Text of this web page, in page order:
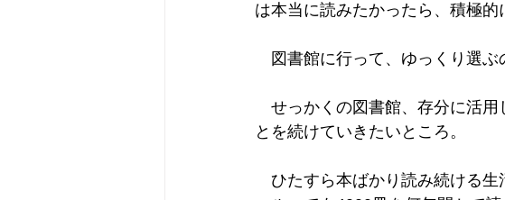
は本当に読みたかったら、積極的
図書館に行って、ゆっくり選ぶ
せっかくの図書館、存分に活用
とを続けていきたいところ。
ひたすら本ばかり読み続ける生